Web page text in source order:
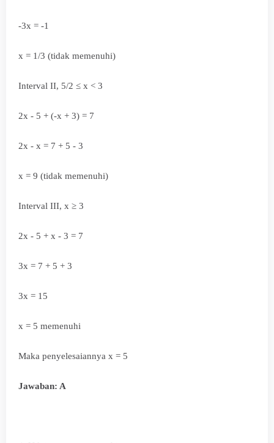
-3x = -1
x = 1/3 (tidak memenuhi)
Interval II, 5/2 ≤ x < 3
2x - 5 + (-x + 3) = 7
2x - x = 7 + 5 - 3
x = 9 (tidak memenuhi)
Interval III, x ≥ 3
2x - 5 + x - 3 = 7
3x = 7 + 5 + 3
3x = 15
x = 5 memenuhi
Maka penyelesaiannya x = 5
Jawaban: A